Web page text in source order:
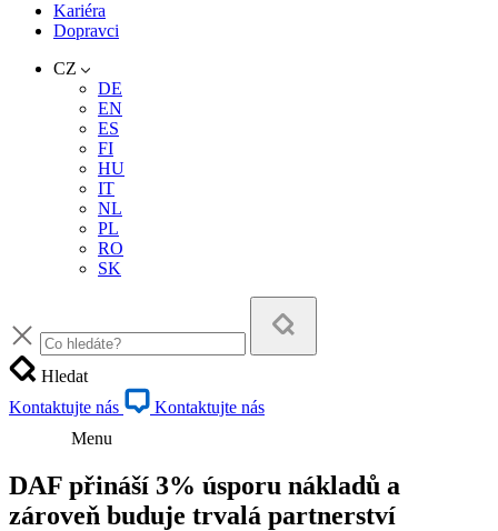
Kariéra
Dopravci
CZ
DE
EN
ES
FI
HU
IT
NL
PL
RO
SK
Hledat
Kontaktujte nás
Kontaktujte nás
Menu
DAF přináší 3% úsporu nákladů a
zároveň buduje trvalá partnerství